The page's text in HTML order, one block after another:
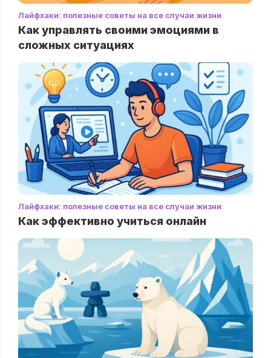
Лайфхаки: полезные советы на все случаи жизни
Как управлять своими эмоциями в
сложных ситуациях
Лайфхаки: полезные советы на все случаи жизни
Как эффективно учиться онлайн